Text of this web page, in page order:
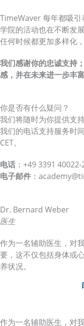
TimeWaver 每年都吸
学院的活动也在不断发
任何时候都更加多样化
我们感谢你的忠诚支持
感，并在未来进一步丰
你是否有什么疑问？
我们将随时为你提供支持
我们的电话支持服务时
CET。
电话 ：+49 3391 40022-
电子邮件 ：
Dr. Bernard Weber
医生
作为一名辅助医生，对
要，这不仅包括身体或
养状况。
作为一名辅助医生，对